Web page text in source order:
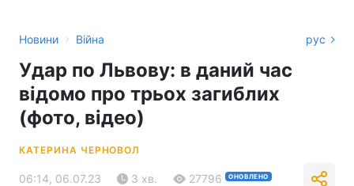
Новини › Війна рус
Удар по Львову: в даний час
відомо про трьох загиблих
(фото, відео)
КАТЕРИНА ЧЕРНОВОЛ
06:14, 06.07.23 3 хв. 27796 ОНОВЛЕНО